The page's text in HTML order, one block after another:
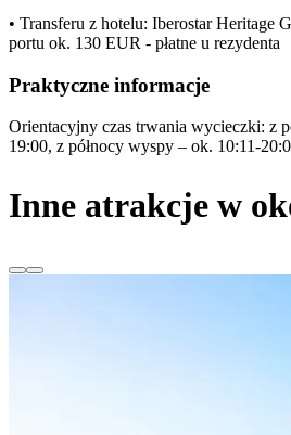
• Transferu z hotelu: Iberostar Heritage
portu ok. 130 EUR - płatne u rezydenta
Praktyczne informacje
Orientacyjny czas trwania wycieczki: z
19:00, z północy wyspy – ok. 10:11-
Inne atrakcje w